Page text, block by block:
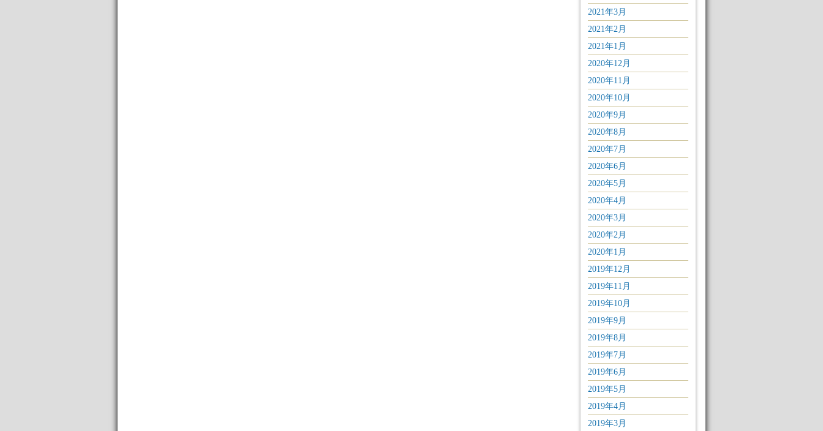
2021年3月
2021年2月
2021年1月
2020年12月
2020年11月
2020年10月
2020年9月
2020年8月
2020年7月
2020年6月
2020年5月
2020年4月
2020年3月
2020年2月
2020年1月
2019年12月
2019年11月
2019年10月
2019年9月
2019年8月
2019年7月
2019年6月
2019年5月
2019年4月
2019年3月